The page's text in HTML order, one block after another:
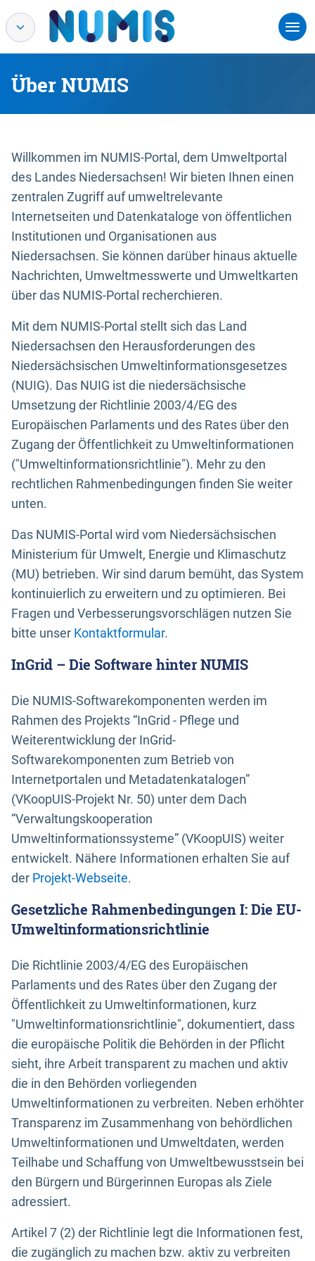
Über NUMIS
Willkommen im NUMIS-Portal, dem Umweltportal
des Landes Niedersachsen! Wir bieten Ihnen einen
zentralen Zugriff auf umweltrelevante
Internetseiten und Datenkataloge von öffentlichen
Institutionen und Organisationen aus
Niedersachsen. Sie können darüber hinaus aktuelle
Nachrichten, Umweltmesswerte und Umweltkarten
über das NUMIS-Portal recherchieren.
Mit dem NUMIS-Portal stellt sich das Land
Niedersachsen den Herausforderungen des
Niedersächsischen Umweltinformationsgesetzes
(NUIG). Das NUIG ist die niedersächsische
Umsetzung der Richtlinie 2003/4/EG des
Europäischen Parlaments und des Rates über den
Zugang der Öffentlichkeit zu Umweltinformationen
("Umweltinformationsrichtlinie"). Mehr zu den
rechtlichen Rahmenbedingungen finden Sie weiter
unten.
Das NUMIS-Portal wird vom Niedersächsischen
Ministerium für Umwelt, Energie und Klimaschutz
(MU) betrieben. Wir sind darum bemüht, das System
kontinuierlich zu erweitern und zu optimieren. Bei
Fragen und Verbesserungsvorschlägen nutzen Sie
bitte unser Kontaktformular.
InGrid – Die Software hinter NUMIS
Die NUMIS-Softwarekomponenten werden im
Rahmen des Projekts “InGrid - Pflege und
Weiterentwicklung der InGrid-
Softwarekomponenten zum Betrieb von
Internetportalen und Metadatenkatalogen”
(VKoopUIS-Projekt Nr. 50) unter dem Dach
“Verwaltungskooperation
Umweltinformationssysteme” (VKoopUIS) weiter
entwickelt. Nähere Informationen erhalten Sie auf
der Projekt-Webseite.
Gesetzliche Rahmenbedingungen I: Die EU-
Umweltinformationsrichtlinie
Die Richtlinie 2003/4/EG des Europäischen
Parlaments und des Rates über den Zugang der
Öffentlichkeit zu Umweltinformationen, kurz
"Umweltinformationsrichtlinie", dokumentiert, dass
die europäische Politik die Behörden in der Pflicht
sieht, ihre Arbeit transparent zu machen und aktiv
die in den Behörden vorliegenden
Umweltinformationen zu verbreiten. Neben erhöhter
Transparenz im Zusammenhang von behördlichen
Umweltinformationen und Umweltdaten, werden
Teilhabe und Schaffung von Umweltbewusstsein bei
den Bürgern und Bürgerinnen Europas als Ziele
adressiert.
Artikel 7 (2) der Richtlinie legt die Informationen fest,
die zugänglich zu machen bzw. aktiv zu verbreiten